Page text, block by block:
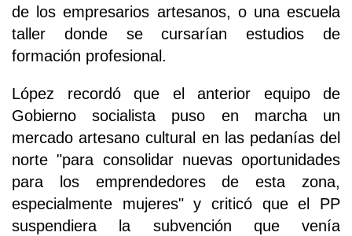
de los empresarios artesanos, o una escuela
taller donde se cursarían estudios de
formación profesional.
López recordó que el anterior equipo de
Gobierno socialista puso en marcha un
mercado artesano cultural en las pedanías del
norte "para consolidar nuevas oportunidades
para los emprendedores de esta zona,
especialmente mujeres" y criticó que el PP
suspendiera la subvención que venía